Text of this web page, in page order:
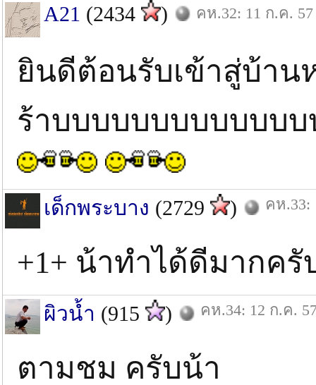
A21 (2434 ) คห.32: 11 ก.ค. 57
ยินดีต้อนรับเข้าสู่บ้าน
ร้าบบบบบบบบบบบบ
เด็กพระบาง (2729 ) คห.33:
+1+ น้าทําได้ดีมากครั
ผิวน้ำ (915 ) คห.34: 12 ก.ค.
ตามชม ครับน้า